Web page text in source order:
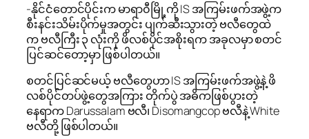
-နိုင်ငံတောင်ပိုင်းက မာရာ၀ီမြို့ကို IS အကြမ်းဖက်အဖွဲ့က
စီးနင်းသိမ်းပိုက်မှုအတွင်း ပျက်ဆီးသွားတဲ့ ဗလီတွေထဲ
က ဗလီကြီး ၃ လုံးကို ဖိလစ်ပိုင်အစိုးရက အခုလမှာ စတင်
ပြင်ဆင်တော့မှာ ဖြစ်ပါတယ်။
စတင်ပြင်ဆင်မယ့် ဗလီတွေဟာ IS အကြမ်းဖက်အဖွဲ့နဲ့ ဖိ
လစ်ပိုင်တပ်ဖွဲ့တွေအကြား တိုက်ပွဲ အဓိကဖြစ်ပွားတဲ့
နေရာက Darussalam ဗလီ၊ Disomangcop ဗလီနဲ့ White
ဗလီတို့ ဖြစ်ပါတယ်။